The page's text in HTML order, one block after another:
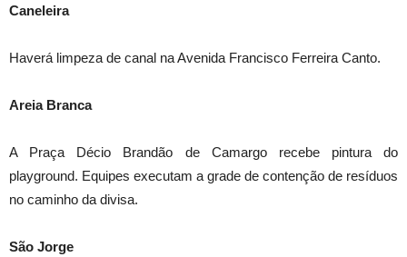
Caneleira
Haverá limpeza de canal na Avenida Francisco Ferreira Canto.
Areia Branca
A Praça Décio Brandão de Camargo recebe pintura do
playground. Equipes executam a grade de contenção de resíduos
no caminho da divisa.
São Jorge